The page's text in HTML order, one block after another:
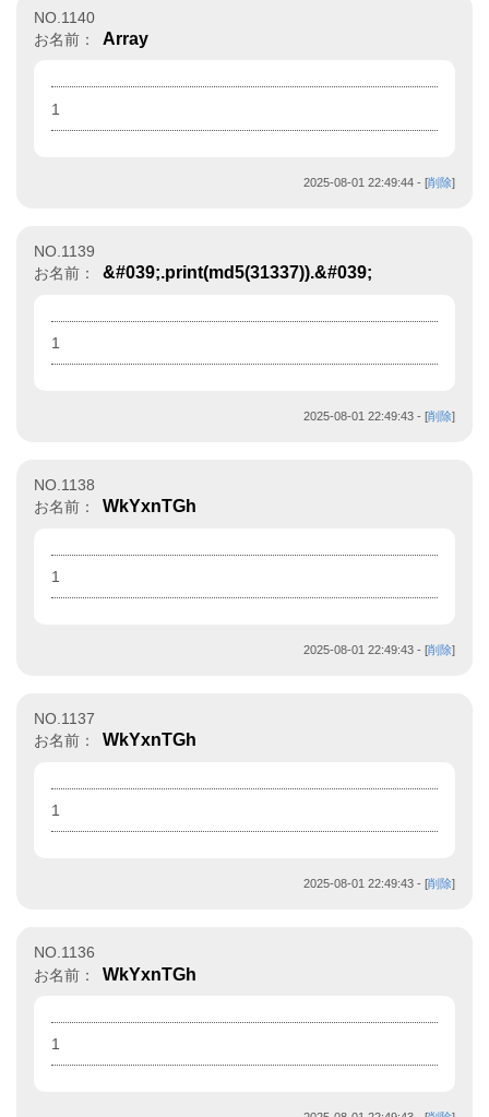
NO.1140
お名前：
Array
1
2025-08-01 22:49:44 - [削除]
NO.1139
お名前：
&#039;.print(md5(31337)).&#039;
1
2025-08-01 22:49:43 - [削除]
NO.1138
お名前：
WkYxnTGh
1
2025-08-01 22:49:43 - [削除]
NO.1137
お名前：
WkYxnTGh
1
2025-08-01 22:49:43 - [削除]
NO.1136
お名前：
WkYxnTGh
1